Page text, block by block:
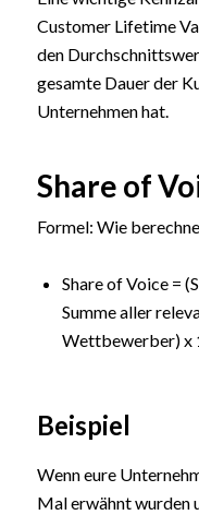
Customer Lifetime
den
gesamte Dauer der
Unternehmen hat.
Share of
Formel: Wie
Share of Voice =
Summe aller
Wettbewerber) x
Beispiel
Wenn eure
Mal erwähnt wurden